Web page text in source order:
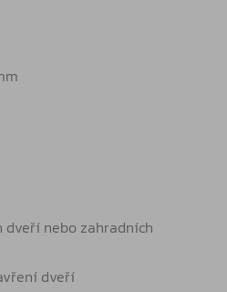
nebo zahradních
dveří